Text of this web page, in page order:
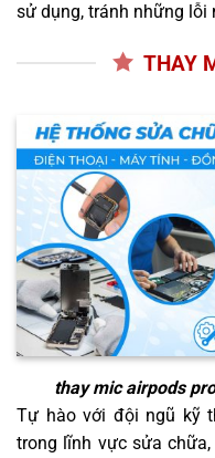
sử dụng, tránh những lỗi
THAY
thay mic airpods pro
Tự hào với đội ngũ kỹ
trong lĩnh vực sửa chữa,